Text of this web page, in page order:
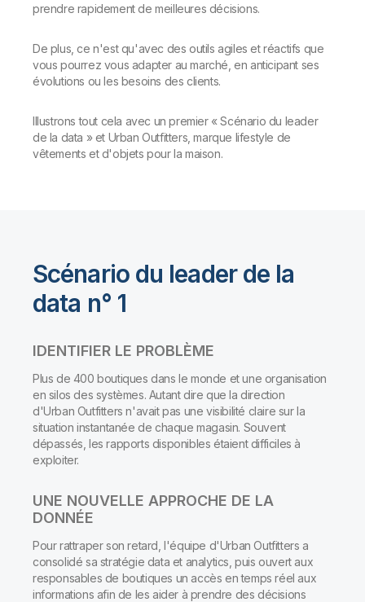
prendre rapidement de meilleures décisions.
De plus, ce n'est qu'avec des outils agiles et réactifs que
vous pourrez vous adapter au marché, en anticipant ses
évolutions ou les besoins des clients.
Illustrons tout cela avec un premier « Scénario du leader
de la data » et Urban Outfitters, marque lifestyle de
vêtements et d'objets pour la maison.
Scénario du leader de la
data n° 1
IDENTIFIER LE PROBLÈME
Plus de 400 boutiques dans le monde et une organisation
en silos des systèmes. Autant dire que la direction
d'Urban Outfitters n'avait pas une visibilité claire sur la
situation instantanée de chaque magasin. Souvent
dépassés, les rapports disponibles étaient difficiles à
exploiter.
UNE NOUVELLE APPROCHE DE LA
DONNÉE
Pour rattraper son retard, l'équipe d'Urban Outfitters a
consolidé sa stratégie data et analytics, puis ouvert aux
responsables de boutiques un accès en temps réel aux
informations afin de les aider à prendre des décisions